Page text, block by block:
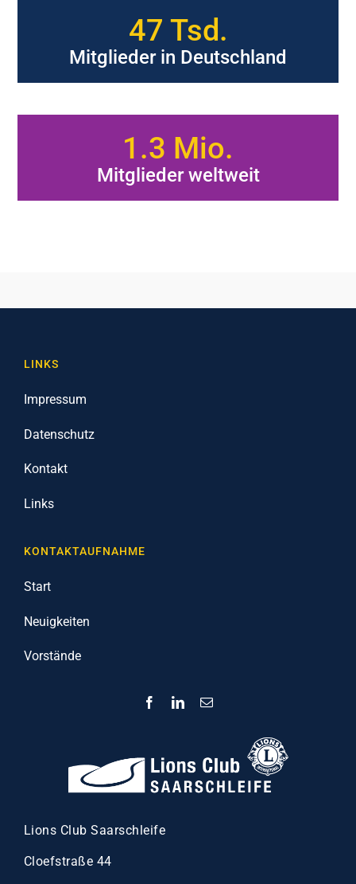
51 Tsd.
Mitglieder in Deutschland
1.4 Mio.
Mitglieder weltweit
LINKS
Impressum
Datenschutz
Kontakt
Links
KONTAKTAUFNAHME
Start
Neuigkeiten
Vorstände
Lions Club Saarschleife
Cloefstraße 44